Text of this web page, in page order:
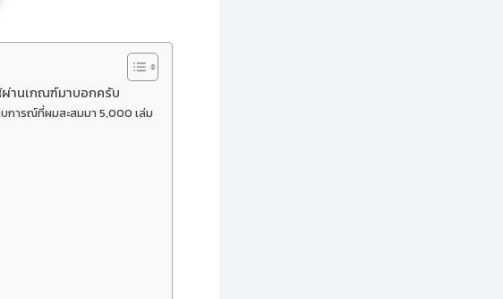
ผ่านเกณฑ์มาบอกครับ
การณ์ที่ผมสะสมมา 5,000 เล่ม